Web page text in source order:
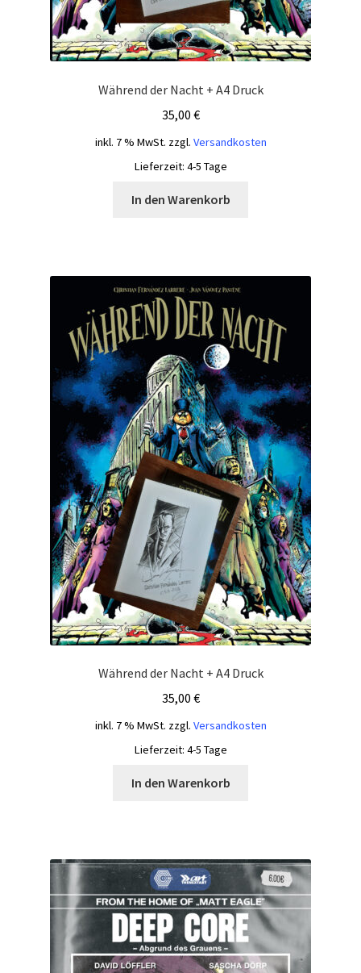
Während der Nacht + A4 Druck
35,00 €
inkl. 7 % MwSt. zzgl. Versandkosten
Lieferzeit: 4-5 Tage
In den Warenkorb
Während der Nacht + A4 Druck
35,00 €
inkl. 7 % MwSt. zzgl. Versandkosten
Lieferzeit: 4-5 Tage
In den Warenkorb